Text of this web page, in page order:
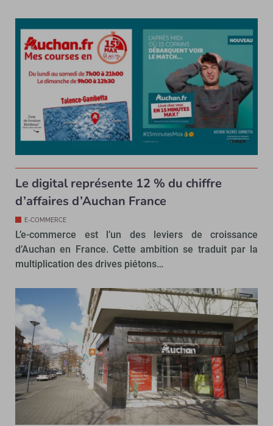
Le digital représente 12 % du chiffre
d’affaires d’Auchan France
E-COMMERCE
L’e-commerce est l’un des leviers de croissance
d’Auchan en France. Cette ambition se traduit par la
multiplication des drives piétons…